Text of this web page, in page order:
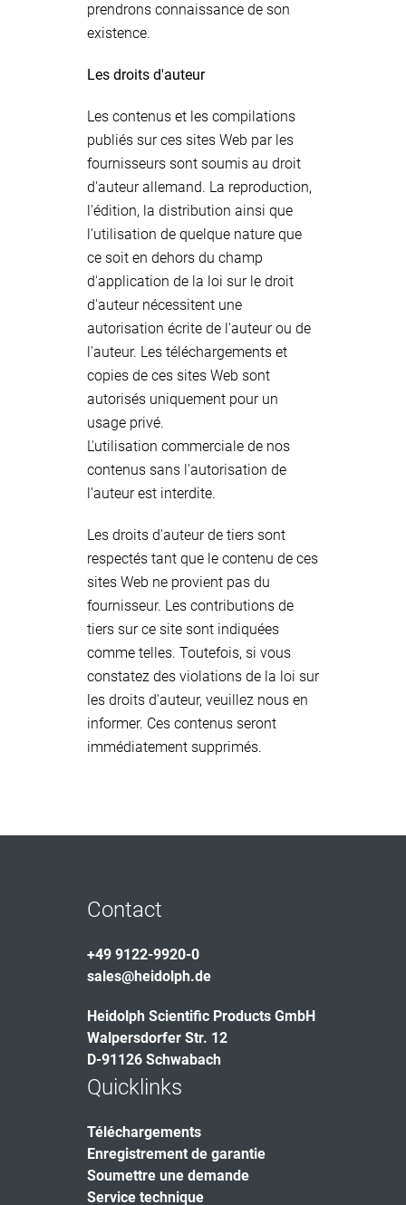
prendrons connaissance de son
existence.
Les droits d'auteur
Les contenus et les compilations
publiés sur ces sites Web par les
fournisseurs sont soumis au droit
d'auteur allemand. La reproduction,
l'édition, la distribution ainsi que
l'utilisation de quelque nature que
ce soit en dehors du champ
d'application de la loi sur le droit
d'auteur nécessitent une
autorisation écrite de l'auteur ou de
l'auteur. Les téléchargements et
copies de ces sites Web sont
autorisés uniquement pour un
usage privé.
L'utilisation commerciale de nos
contenus sans l'autorisation de
l'auteur est interdite.
Les droits d'auteur de tiers sont
respectés tant que le contenu de ces
sites Web ne provient pas du
fournisseur. Les contributions de
tiers sur ce site sont indiquées
comme telles. Toutefois, si vous
constatez des violations de la loi sur
les droits d'auteur, veuillez nous en
informer. Ces contenus seront
immédiatement supprimés.
Contact
+49 9122-9920-0
sales@heidolph.de
Heidolph Scientific Products GmbH
Walpersdorfer Str. 12
D-91126 Schwabach
Quicklinks
Téléchargements
Enregistrement de garantie
Soumettre une demande
Service technique